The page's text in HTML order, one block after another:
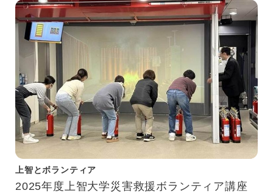
上智とボランティア
2025年度上智大学災害救援ボランティア講座